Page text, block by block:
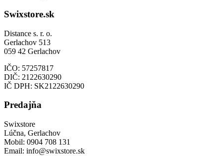
Swixstore.sk
Distance s. r. o.
Gerlachov 513
059 42 Gerlachov
IČO: 57257817
DIČ: 2122630290
IČ DPH: SK2122630290
Predajňa
Swixstore
Lúčna, Gerlachov
Mobil: 0904 708 131
Email: info@swixstore.sk